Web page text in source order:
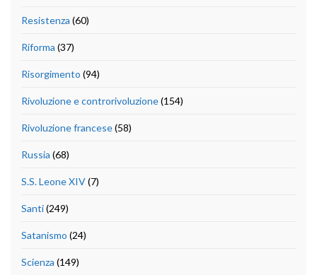
Resistenza (60)
Riforma (37)
Risorgimento (94)
Rivoluzione e controrivoluzione(154)
Rivoluzione francese(58)
Russia (68)
S.S. Leone XIV(7)
Santi(249)
Satanismo (24)
Scienza (149)